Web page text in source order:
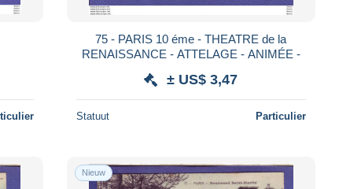
75 - PARIS 10 éme - THEATRE de la
RENAISSANCE - ATTELAGE - ANIMÉE -
± US$ 3,47
Statuut Particulier
Nieuw